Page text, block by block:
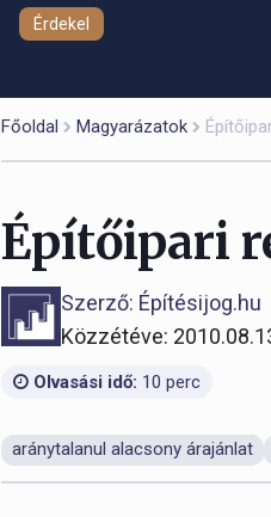
Érdekel
Főoldal Magyarázatok
Építőipari
Szerző: Építésijog.hu
Közzétéve:
Olvasási idő: 10 perc
aránytalanul alacsony árajánlat